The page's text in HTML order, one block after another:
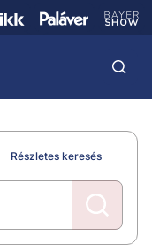
Részletes keresés